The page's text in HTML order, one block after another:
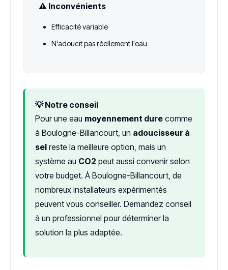
⚠️ Inconvénients
Efficacité variable
N'adoucit pas réellement l'eau
💡 Notre conseil
Pour une eau moyennement dure comme
à Boulogne-Billancourt, un adoucisseur à
sel reste la meilleure option, mais un
système au CO2 peut aussi convenir selon
votre budget. À Boulogne-Billancourt, de
nombreux installateurs expérimentés
peuvent vous conseiller. Demandez conseil
à un professionnel pour déterminer la
solution la plus adaptée.